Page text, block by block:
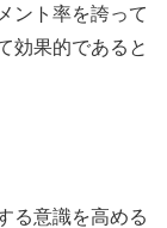
ント率を誇って
効果的であると
る意識を高める